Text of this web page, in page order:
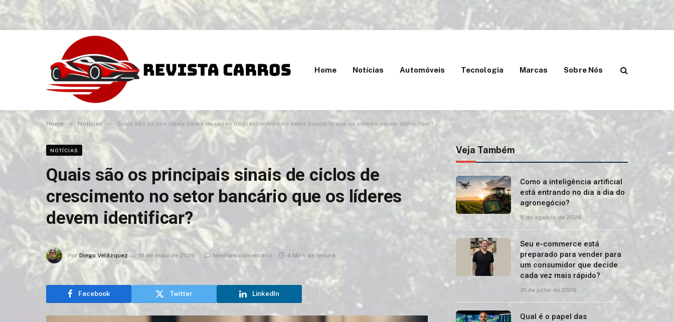
Home Notícias Automóveis Tecnologia Marcas Sobre Nós
Home » Notícias » Quais são os principais sinais de ciclos de crescimento no setor bancário que os líderes devem identificar?
NOTÍCIAS
Quais são os principais sinais de ciclos de
crescimento no setor bancário que os líderes
devem identificar?
Por Diego Velázquez 18 de maio de 2026 Nenhum comentário 4 Mins de leitura
Facebook Twitter LinkedIn
Veja Também
Como a inteligência artificial
está entrando no dia a dia do
agronegócio?
5 de agosto de 2026
Seu e-commerce está
preparado para vender para
um consumidor que decide
cada vez mais rápido?
31 de julho de 2026
Qual é o papel das